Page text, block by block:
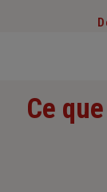
Ce